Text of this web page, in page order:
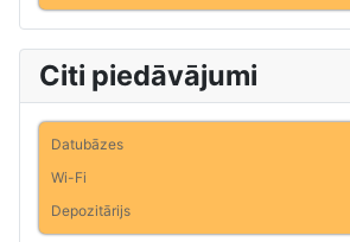
Citi piedāvājumi
Datubāzes
Wi-Fi
Depozitārijs